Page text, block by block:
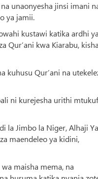
unaonyesha jinsi imani
ya jamii.
kustawi katika ardhi ya
Qur’ani kwa Kiarabu, kisha
kuhusu Qur’ani na
ni kurejesha urithi
la Jimbo la Niger, Alhaji
maendeleo ya kidini,
maisha mema, na